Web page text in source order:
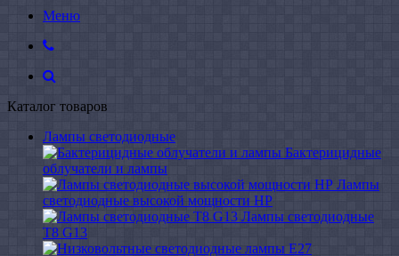
Меню
Каталог товаров
Лампы светодиодные
Бактерицидные
облучатели и лампы
Лампы
светодиодные высокой мощности HP
Лампы светодиодные
Т8 G13